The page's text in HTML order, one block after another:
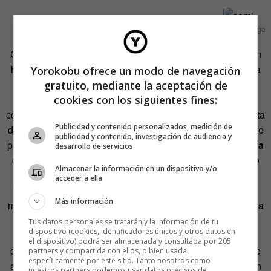
Foto: Isra Ortega
Cuatrocientas noventa y nueve orgías después, Benorman
ha perfeccionado aún más su método. Lo explica de forma
didáctica y paradójicamente aséptica. Parece, por
momentos, que esté desgranando la composición de un
cóctel o de una elaboradísima receta de cocina. «No se trata
de invitar por invitar. Debes hacer una selección de la gente
por sus actitudes.Lo mejor es que no haya neófitos, para
que estos se inicien existen los locales.
Todo el mundo
que acuda debe querer participar, por lo que no puedes
invitar a parejas que no estén equilibradas (en las que un
miembro quiera y el otro lo acompañe, por ejemplo). En una
fiesta privada, hay un cupo de gente, por lo que como
organizador tienes mucha presión, no te puedes permitir
cometer errores y debes conocer a todas las personas que
acuden. También tienes que ejercer de anfitrión y poner en
Yorokobu ofrece un modo de navegación
gratuito, mediante la aceptación de
cookies con los siguientes fines:
Publicidad y contenido personalizados, medición de
publicidad y contenido, investigación de audiencia y
desarrollo de servicios
Almacenar la información en un dispositivo y/o
acceder a ella
Más información
Tus datos personales se tratarán y la información de tu
dispositivo (cookies, identificadores únicos y otros datos en
el dispositivo) podrá ser almacenada y consultada por 205
partners y compartida con ellos, o bien usada
específicamente por este sitio. Tanto nosotros como